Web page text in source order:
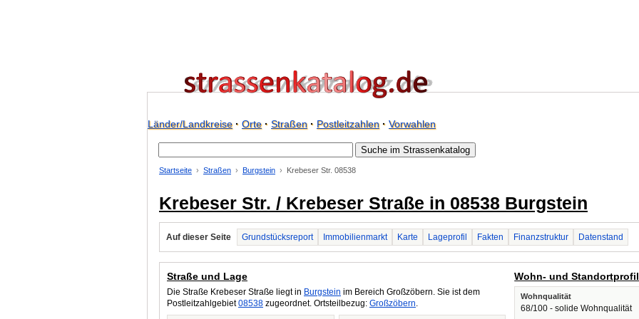
Länder/Landkreise· Orte· Straßen· Postleitzahlen· Vorwahlen
Startseite Straßen Burgstein Krebeser Str. 08538
Krebeser Str. / Krebeser Straße in 08538 Burgstein
Auf dieser Seite Grundstücksreport Immobilienmarkt Karte Lageprofil Fakten Finanzstruktur Datenstand
Straße und Lage
Die Straße Krebeser Straße liegt in Burgstein im Bereich Großzöbern. Sie ist dem
Postleitzahlgebiet08538 zugeordnet. Ortsteilbezug: Großzöbern.
Wohn- und Standortprofil
Wohnqualität
68/100 - solide Wohnqualität